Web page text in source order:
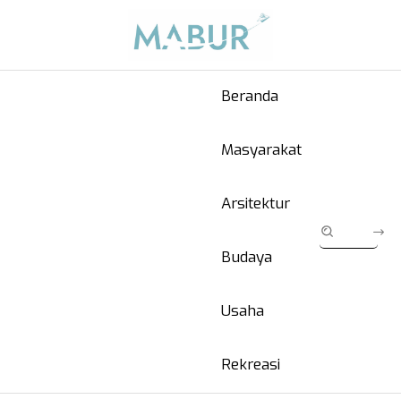
Beranda
Masyarakat
Arsitektur
Budaya
Usaha
Rekreasi